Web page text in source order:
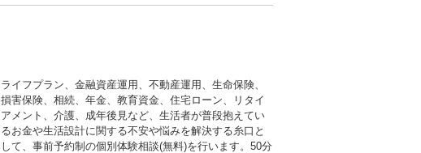
ライフプラン、金融資産運用、不動産運用、生命保険、
損害保険、相続、年金、教育資金、住宅ローン、リタイ
アメント、介護、成年後見など、生活者が普段抱えてい
るお金や生活設計に関する不安や悩みを解決する糸口と
して、事前予約制の個別体験相談(無料)を行います。50分